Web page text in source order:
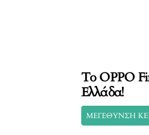
Το OPPO
Ελλάδα!
ΜΕΓΕΘΥΝΣΗ